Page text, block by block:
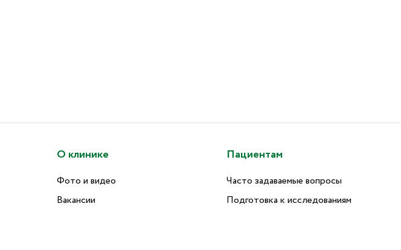
О клинике
Фото и видео
Вакансии
Пациентам
Часто задаваемые вопросы
Подготовка к исследованиям